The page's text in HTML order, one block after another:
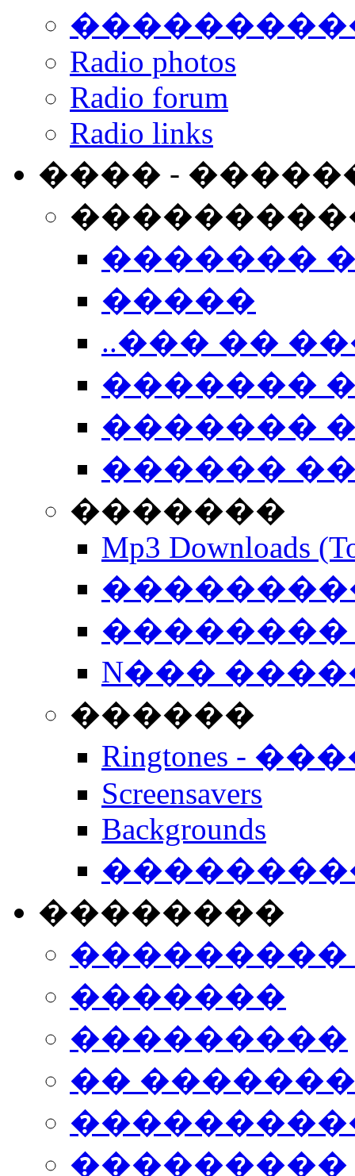
Radio photos
Radio forum
Radio links
���� -
�������
�����
..��� ��
�������
�������
������
�������
Mp3 Downloads
��������
N���
������
Ringtones -
Screensavers
Backgrounds
��������
���������
�������
���������
��
���������